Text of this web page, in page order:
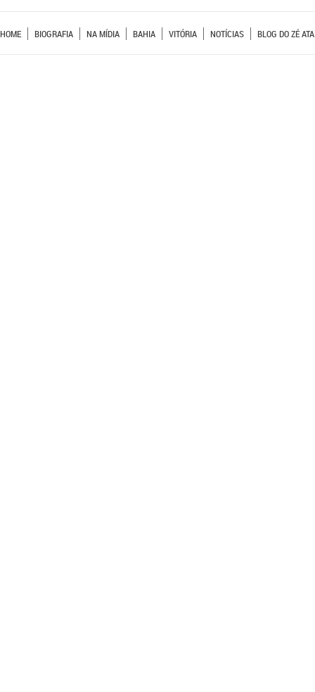
HOME BIOGRAFIA NA MÍDIA BAHIA VITÓRIA NOTÍCIAS BLOG DO ZÉ